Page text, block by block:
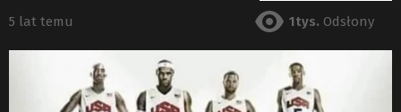
5 lat temu 1tys. Odsłony